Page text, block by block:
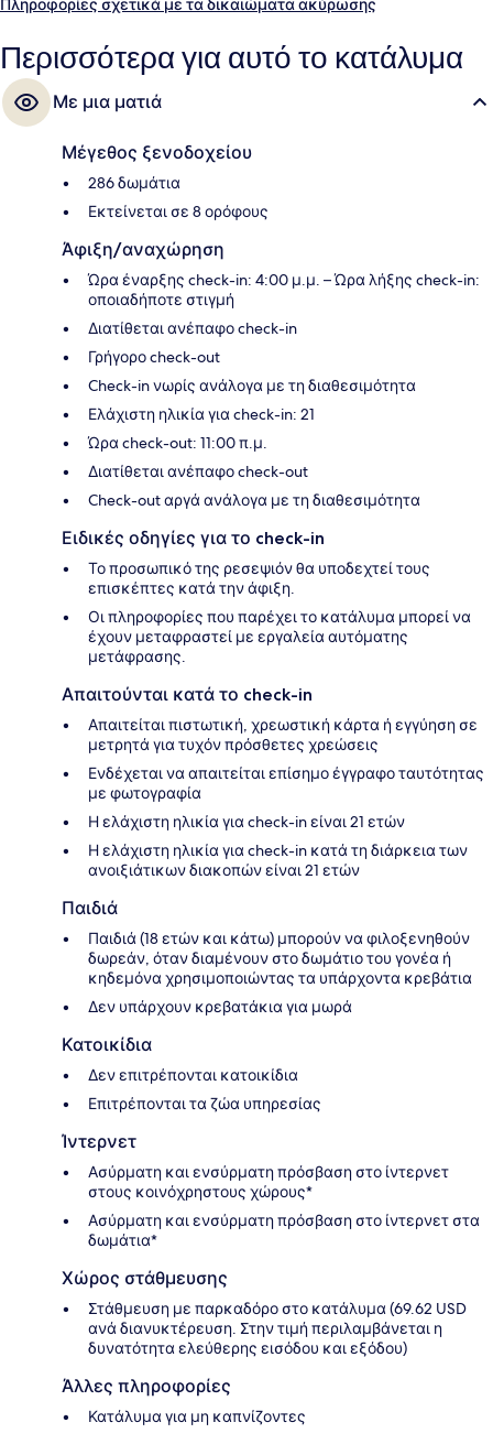
ακόμη μπαρ/lounge, health club και γυμναστήριο που είναι ανοιχτό
εξυπηρετικό προσωπικό και την τοποθεσία του. Τα μέσα μαζικής
μεταφοράς είναι σε κοντινή απόσταση: το σημείο επιβίβασης
Σταθμός Downtown Santa Monica βρίσκεται μόλις 4 λεπτά με τα
πόδια.
Πληροφορίες σχετικά με τα δικαιώματα ακύρωσης
Περισσότερα για αυτό το κατάλυμα
Με μια ματιά
Μέγεθος ξενοδοχείου
286 δωμάτια
Εκτείνεται σε 8 ορόφους
Άφιξη/αναχώρηση
Ώρα έναρξης check-in: 4:00 μ.μ. – Ώρα λήξης check-in:
οποιαδήποτε στιγμή
Διατίθεται ανέπαφο check-in
Γρήγορο check-out
Check-in νωρίς ανάλογα με τη διαθεσιμότητα
Ελάχιστη ηλικία για check-in: 21
Ώρα check-out: 11:00 π.μ.
Διατίθεται ανέπαφο check-out
Check-out αργά ανάλογα με τη διαθεσιμότητα
Ειδικές οδηγίες για το check-in
Το προσωπικό της ρεσεψιόν θα υποδεχτεί τους
επισκέπτες κατά την άφιξη.
Οι πληροφορίες που παρέχει το κατάλυμα μπορεί να
έχουν μεταφραστεί με εργαλεία αυτόματης
μετάφρασης.
Απαιτούνται κατά το check-in
Απαιτείται πιστωτική, χρεωστική κάρτα ή εγγύηση σε
μετρητά για τυχόν πρόσθετες χρεώσεις
Ενδέχεται να απαιτείται επίσημο έγγραφο ταυτότητας
με φωτογραφία
Η ελάχιστη ηλικία για check-in είναι 21 ετών
Η ελάχιστη ηλικία για check-in κατά τη διάρκεια των
ανοιξιάτικων διακοπών είναι 21 ετών
Παιδιά
Παιδιά (18 ετών και κάτω) μπορούν να φιλοξενηθούν
δωρεάν, όταν διαμένουν στο δωμάτιο του γονέα ή
κηδεμόνα χρησιμοποιώντας τα υπάρχοντα κρεβάτια
Δεν υπάρχουν κρεβατάκια για μωρά
Κατοικίδια
Δεν επιτρέπονται κατοικίδια
Επιτρέπονται τα ζώα υπηρεσίας
Ίντερνετ
Ασύρματη και ενσύρματη πρόσβαση στο ίντερνετ
στους κοινόχρηστους χώρους*
Ασύρματη και ενσύρματη πρόσβαση στο ίντερνετ στα
δωμάτια*
Χώρος στάθμευσης
Στάθμευση με παρκαδόρο στο κατάλυμα (69.62 USD
ανά διανυκτέρευση. Στην τιμή περιλαμβάνεται η
δυνατότητα ελεύθερης εισόδου και εξόδου)
Άλλες πληροφορίες
Κατάλυμα για μη καπνίζοντες